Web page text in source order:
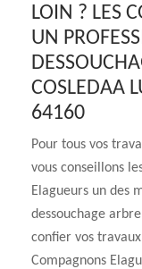
LOIN ? LES
UN
COSLEDAA
64160
Pour tous vos
vous conseillons
Elagueurs un des
dessouchage
confier vos
Compagnons